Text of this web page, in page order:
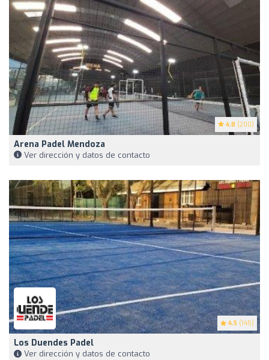
4.8 (200)
Arena Padel Mendoza
Ver dirección y datos de contacto
4.5 (145)
Los Duendes Padel
Ver dirección y datos de contacto